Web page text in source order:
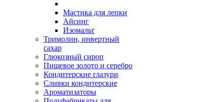
Мастика для лепки
Айсинг
Изомальт
Тримолин, инвертный
сахар
Глюкозный сироп
Пищевое золото и серебро
Кондитерские глазури
Сливки кондитерские
Ароматизаторы